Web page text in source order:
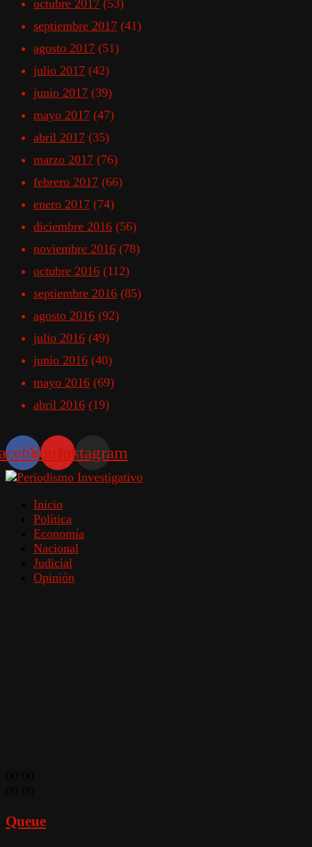
octubre 2017 (53)
septiembre 2017 (41)
agosto 2017 (51)
julio 2017 (42)
junio 2017 (39)
mayo 2017 (47)
abril 2017 (35)
marzo 2017 (76)
febrero 2017 (66)
enero 2017 (74)
diciembre 2016 (56)
noviembre 2016 (78)
octubre 2016 (112)
septiembre 2016 (85)
agosto 2016 (92)
julio 2016 (49)
junio 2016 (40)
mayo 2016 (69)
abril 2016 (19)
YoutubeInstagram
Inicio
Política
Economía
Nacional
Judicial
Opinión
Queue